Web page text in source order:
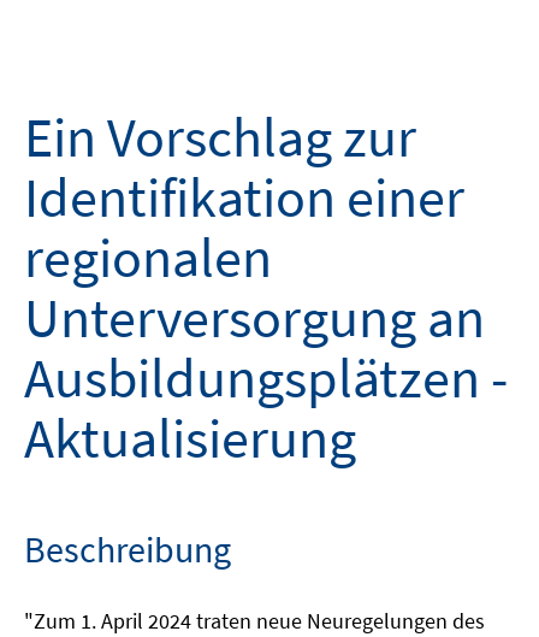
Ein Vorschlag zur
Identifikation einer
regionalen
Unterversorgung an
Ausbildungsplätzen -
Aktualisierung
Beschreibung
"Zum 1. April 2024 traten neue Neuregelungen des